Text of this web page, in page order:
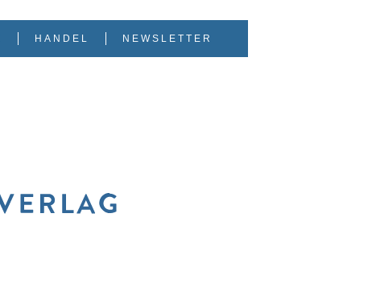
HANDEL NEWSLETTER